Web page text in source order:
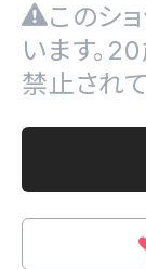
このシ
います。
禁止されて